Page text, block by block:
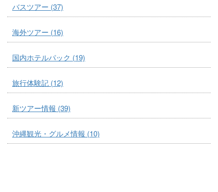
バスツアー (37)
海外ツアー (16)
国内ホテルパック (19)
旅行体験記 (12)
新ツアー情報 (39)
沖縄観光・グルメ情報 (10)